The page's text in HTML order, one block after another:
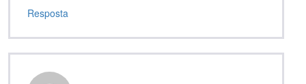
Resposta